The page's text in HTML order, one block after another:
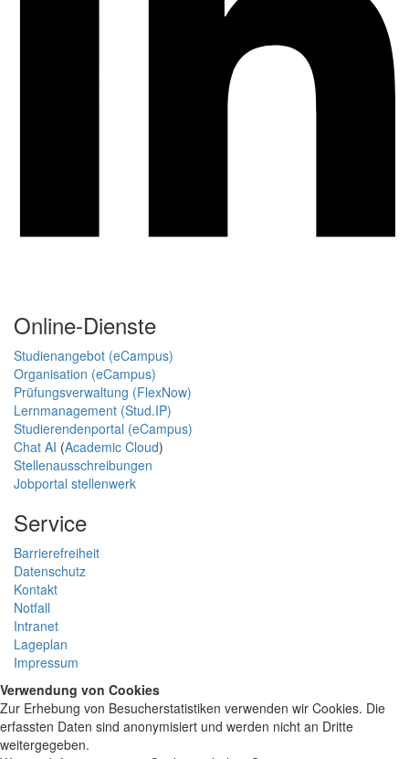
Online-Dienste
Studienangebot (eCampus)
Organisation (eCampus)
Prüfungsverwaltung (FlexNow)
Lernmanagement (Stud.IP)
Studierendenportal (eCampus)
Chat AI (Academic Cloud)
Stellenausschreibungen
Jobportal stellenwerk
Service
Barrierefreiheit
Datenschutz
Kontakt
Notfall
Intranet
Lageplan
Impressum
Verwendung von Cookies
Zur Erhebung von Besucherstatistiken verwenden wir Cookies. Die
erfassten Daten sind anonymisiert und werden nicht an Dritte
weitergegeben.